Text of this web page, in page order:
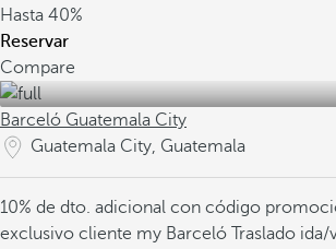
Hasta 40%
Reservar
Compare
Barceló Guatemala City
Guatemala City, Guatemala
10% de dto. adicional con código
exclusivo cliente my Barceló Traslado